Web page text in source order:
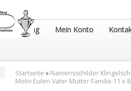
Gosling Mein Konto
Startseite » Namensschilder
Motiv Eulen Vater Mutter Familie 11 x